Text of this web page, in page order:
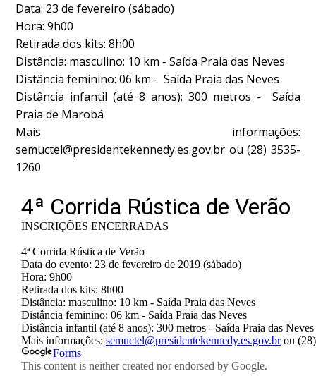
Data: 23 de fevereiro (sábado)
Hora: 9h00
Retirada dos kits: 8h00
Distância: masculino: 10 km - Saída Praia das Neves
Distância feminino: 06 km - Saída Praia das Neves
Distância infantil (até 8 anos): 300 metros - Saída
Praia de Marobá
Mais informações:
semuctel@presidentekennedy.es.gov.br ou (28) 3535-
1260